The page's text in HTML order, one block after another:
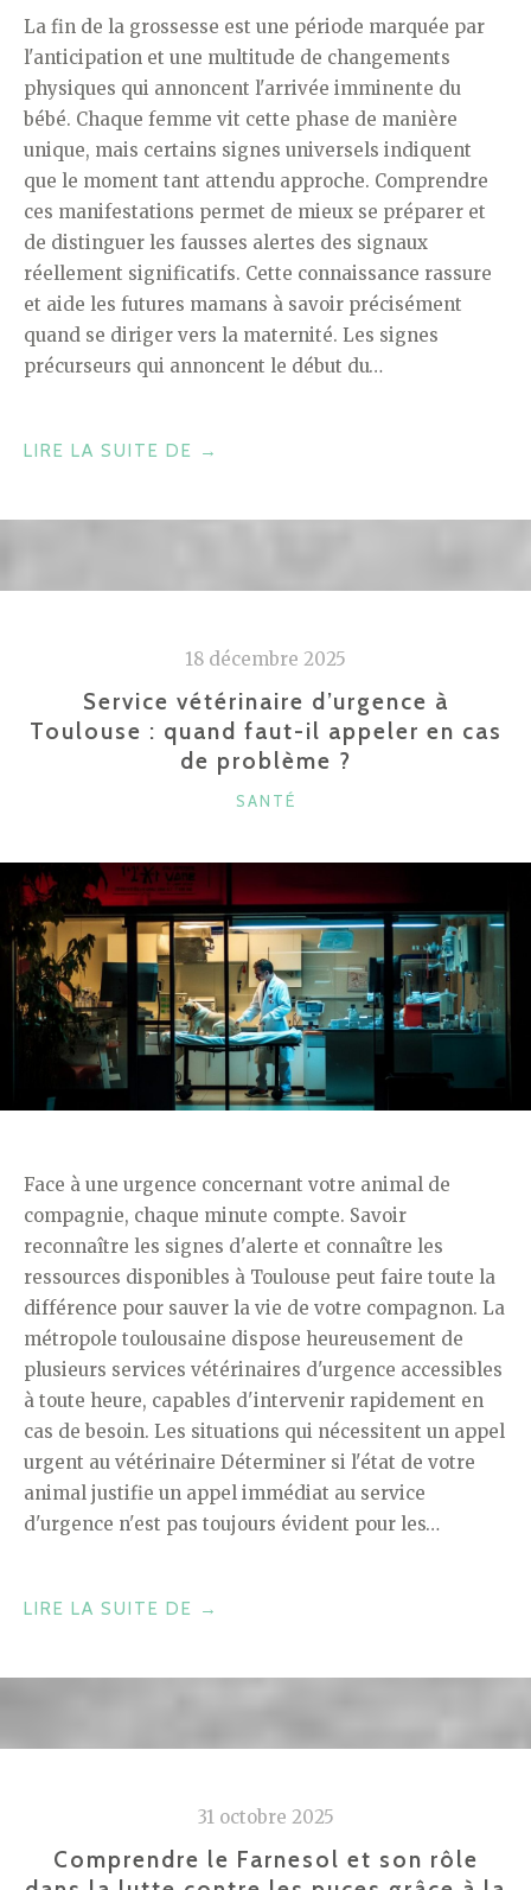
La fin de la grossesse est une période marquée par
l'anticipation et une multitude de changements
physiques qui annoncent l'arrivée imminente du
bébé. Chaque femme vit cette phase de manière
unique, mais certains signes universels indiquent
que le moment tant attendu approche. Comprendre
ces manifestations permet de mieux se préparer et
de distinguer les fausses alertes des signaux
réellement significatifs. Cette connaissance rassure
et aide les futures mamans à savoir précisément
quand se diriger vers la maternité. Les signes
précurseurs qui annoncent le début du…
LIRE LA SUITE DE « SYMPTÔMES
SIGNES
DE
TRAVAIL
IMMINENT »
→
18 décembre 2025
Service vétérinaire d’urgence à
Toulouse : quand faut-il appeler en cas
de problème ?
CATÉGORIES
SANTÉ
Face à une urgence concernant votre animal de
compagnie, chaque minute compte. Savoir
reconnaître les signes d'alerte et connaître les
ressources disponibles à Toulouse peut faire toute la
différence pour sauver la vie de votre compagnon. La
métropole toulousaine dispose heureusement de
plusieurs services vétérinaires d'urgence accessibles
à toute heure, capables d'intervenir rapidement en
cas de besoin. Les situations qui nécessitent un appel
urgent au vétérinaire Déterminer si l'état de votre
animal justifie un appel immédiat au service
d'urgence n'est pas toujours évident pour les…
LIRE LA SUITE DE « SERVICE
FAUT-
IL
APPELER
→
31 octobre 2025
Comprendre le Farnesol et son rôle